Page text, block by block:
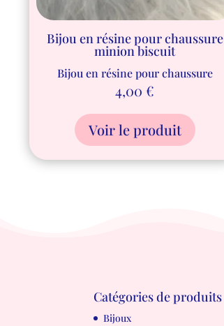
Bijou en résine pour chaussure
minion biscuit
Bijou en résine pour chaussure
4,00€
Voir le produit
Catégories de produits
Bijoux